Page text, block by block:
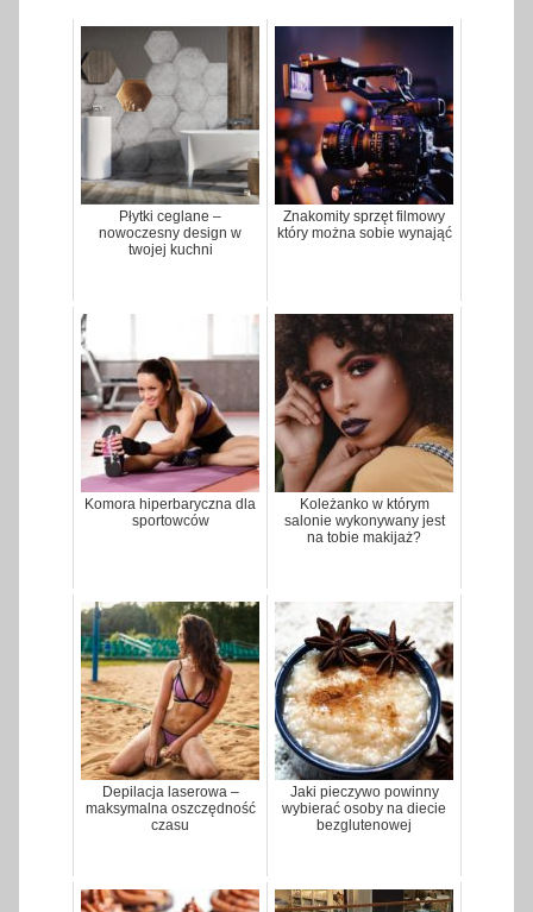
Płytki ceglane –
nowoczesny design w
twojej kuchni
Znakomity sprzęt filmowy
który można sobie wynająć
Komora hiperbaryczna dla
sportowców
Koleżanko w którym
salonie wykonywany jest
na tobie makijaż?
Depilacja laserowa –
maksymalna oszczędność
czasu
Jaki pieczywo powinny
wybierać osoby na diecie
bezglutenowej